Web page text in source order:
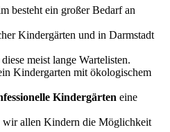
besteht ein großer Bedarf an
Kindergärten und in Darmstadt
meist lange Wartelisten.
Kindergarten mit ökologischem
Kindergärten eine
wir allen Kindern die Möglichkeit